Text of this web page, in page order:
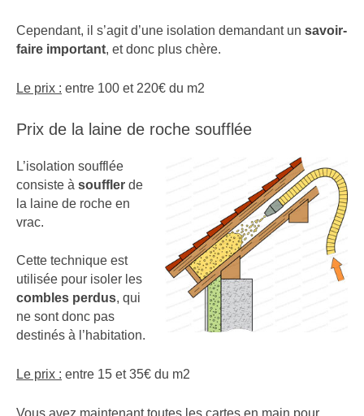
Cependant, il s’agit d’une isolation demandant un savoir-
faire important, et donc plus chère.
Le prix : entre 100 et 220€ du m2
Prix de la laine de roche soufflée
L’isolation soufflée
consiste à souffler de
la laine de roche en
vrac.
Cette technique est
utilisée pour isoler les
combles perdus, qui
ne sont donc pas
destinés à l’habitation.
Le prix : entre 15 et 35€ du m2
Vous avez maintenant toutes les cartes en main pour